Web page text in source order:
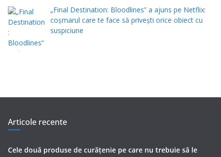
„Final Destination: Bloodlines” a ajuns pe Netflix:
coșmarul care te face să privești orice obiect cu
suspiciune
Articole recente
Cele două produse de curăţenie pe care nu trebuie să le